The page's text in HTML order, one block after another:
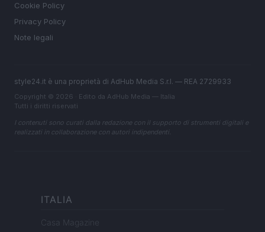
Cookie Policy
Privacy Policy
Note legali
style24.it è una proprietà di AdHub Media S.r.l. — REA 2729933
Copyright © 2026 · Edito da AdHub Media — Italia
Tutti i diritti riservati
I contenuti sono curati dalla redazione con il supporto di strumenti digitali e
realizzati in collaborazione con autori indipendenti.
ITALIA
Casa Magazine